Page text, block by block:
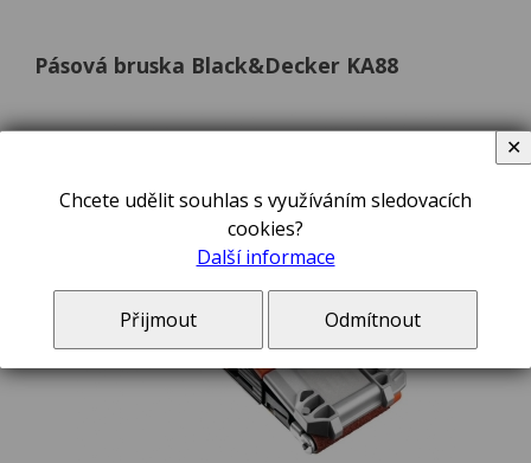
Pásová bruska Black&Decker KA88
Chcete udělit souhlas s využíváním sledovacích
cookies?
Další informace
Přijmout Odmítnout
✕